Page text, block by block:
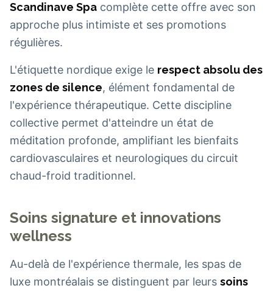
Scandinave Spa complète cette offre avec son
approche plus intimiste et ses promotions
régulières.
L'étiquette nordique exige le respect absolu des
zones de silence, élément fondamental de
l'expérience thérapeutique. Cette discipline
collective permet d'atteindre un état de
méditation profonde, amplifiant les bienfaits
cardiovasculaires et neurologiques du circuit
chaud-froid traditionnel.
Soins signature et innovations
wellness
Au-delà de l'expérience thermale, les spas de
luxe montréalais se distinguent par leurs soins